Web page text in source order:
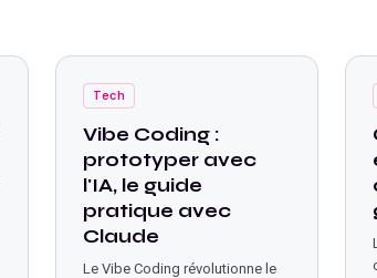
Tech
Vibe Coding :
prototyper avec
l'IA, le guide
pratique avec
Claude
Le Vibe Coding révolutionne le